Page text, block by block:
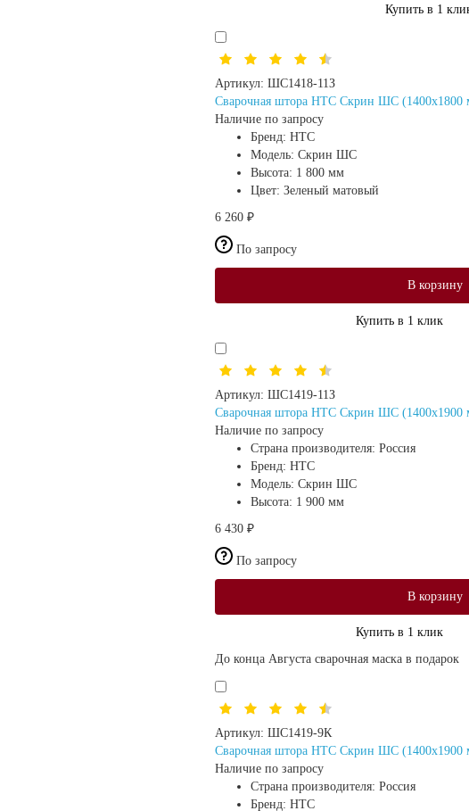
Купить в 1
Артикул: ШС1418-11З
Сварочная штора HTC Скрин ШС (1400х1800
Наличие по запросу
Бренд: HTC
Модель: Скрин ШС
Высота: 1 800 мм
Цвет: Зеленый матовый
6 260 ₽
По запросу
В корзину
Купить в 1 клик
Артикул: ШС1419-11З
Сварочная штора HTC Скрин ШС (1400х1900
Наличие по запросу
Страна производителя: Россия
Бренд: HTC
Модель: Скрин ШС
Высота: 1 900 мм
6 430 ₽
По запросу
В корзину
Купить в 1 клик
До конца Августа сварочная маска в подарок
Артикул: ШС1419-9К
Сварочная штора HTC Скрин ШС (1400х1900
Наличие по запросу
Страна производителя: Россия
Бренд: HTC